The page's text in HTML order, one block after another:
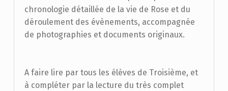
chronologie détaillée de la vie de Rose et du
déroulement des évènements, accompagnée
de photographies et documents originaux.
A faire lire par tous les élèves de Troisième, et
à compléter par la lecture du très complet